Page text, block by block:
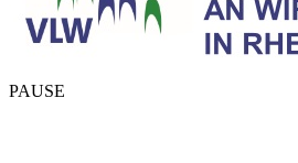
PAUSE